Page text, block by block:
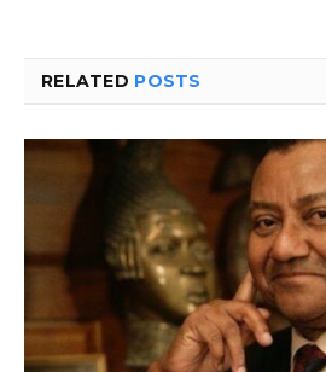
RELATED POSTS